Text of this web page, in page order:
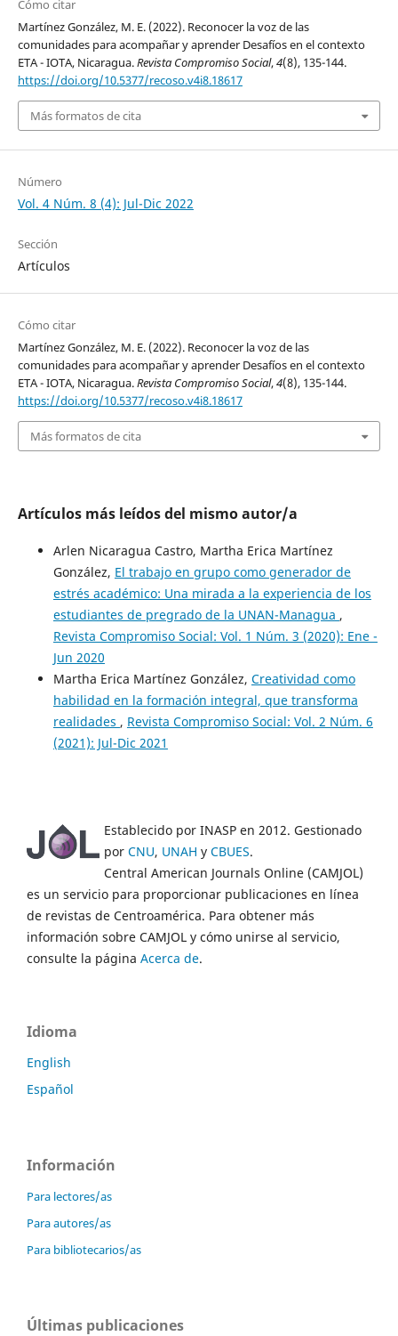
Cómo citar
Martínez González, M. E. (2022). Reconocer la voz de las
comunidades para acompañar y aprender Desafíos en el contexto
ETA - IOTA, Nicaragua.Revista Compromiso Social,4(8), 135-144.
https://doi.org/10.5377/recoso.v4i8.18617
Más formatos de cita
Número
Vol. 4 Núm. 8 (4): Jul-Dic 2022
Sección
Artículos
Cómo citar
Martínez González, M. E. (2022). Reconocer la voz de las
comunidades para acompañar y aprender Desafíos en el contexto
ETA - IOTA, Nicaragua.Revista Compromiso Social,4(8), 135-144.
https://doi.org/10.5377/recoso.v4i8.18617
Más formatos de cita
Artículos más leídos del mismo autor/a
Arlen Nicaragua Castro, Martha Erica Martínez
González, El trabajo en grupo como generador de
estrés académico: Una mirada a la experiencia de los
estudiantes de pregrado de la UNAN-Managua ,
Revista Compromiso Social: Vol. 1 Núm. 3 (2020): Ene -
Jun 2020
Martha Erica Martínez González, Creatividad como
habilidad en la formación integral, que transforma
realidades , Revista Compromiso Social: Vol. 2 Núm. 6
(2021): Jul-Dic 2021
Establecido por INASP en 2012. Gestionado
por CNU, UNAH y CBUES.
Central American Journals Online (CAMJOL)
es un servicio para proporcionar publicaciones en línea
de revistas de Centroamérica. Para obtener más
información sobre CAMJOL y cómo unirse al servicio,
consulte la página Acerca de.
Idioma
English
Español
Información
Para lectores/as
Para autores/as
Para bibliotecarios/as
Últimas publicaciones